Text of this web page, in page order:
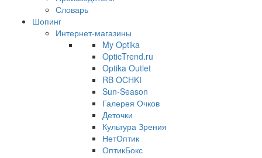
Словарь
Шопинг
Интернет-магазины
My Optika
OpticTrend.ru
Optika Outlet
RB OCHKI
Sun-Season
Галерея Очков
Деточки
Культура Зрения
НетОптик
ОптикБокс